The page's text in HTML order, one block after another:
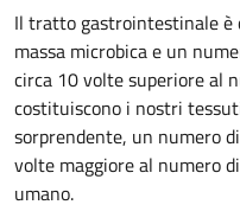
Il tratto gastrointestinale è
massa microbica e un
circa 10 volte superiore al
costituiscono i nostri
sorprendente, un numero
volte maggiore al numero
umano.